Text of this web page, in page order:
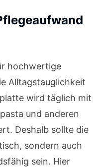
hochwertige
Alltagstauglichkeit
wird täglich mit
und anderen
Deshalb sollte die
sondern auch
sein. Hier